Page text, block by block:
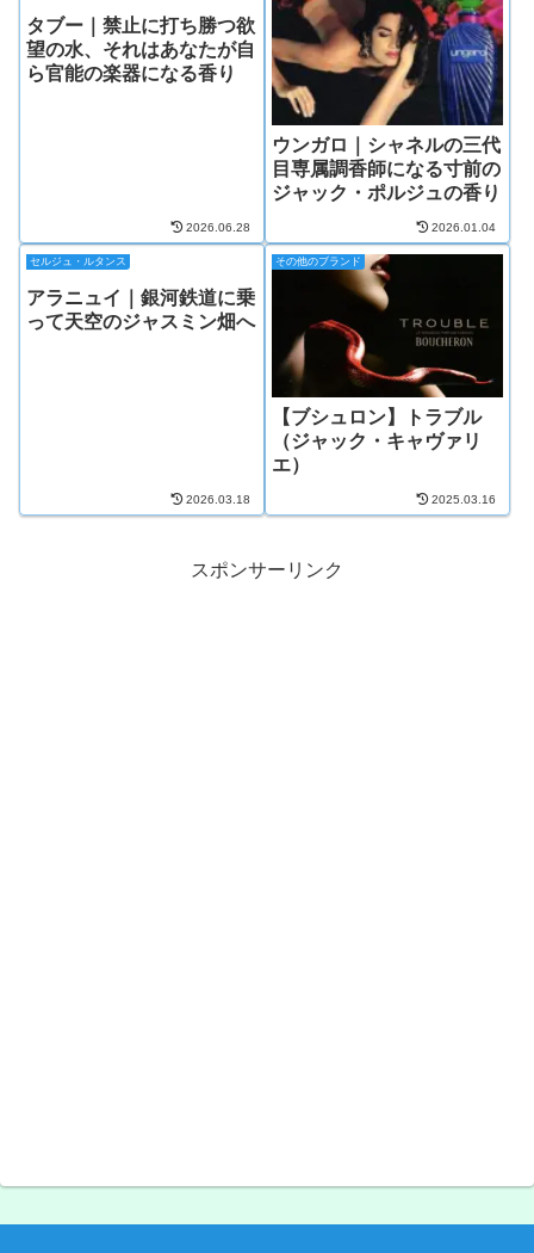
タブー｜禁止に打ち勝つ欲
望の水、それはあなたが自
ら官能の楽器になる香り
2026.06.28
ウンガロ｜シャネルの三代
目専属調香師になる寸前の
ジャック・ポルジュの香り
2026.01.04
セルジュ・ルタンス
アラニュイ｜銀河鉄道に乗
って天空のジャスミン畑へ
2026.03.18
その他のブランド
【ブシュロン】トラブル
（ジャック・キャヴァリ
エ）
2025.03.16
スポンサーリンク